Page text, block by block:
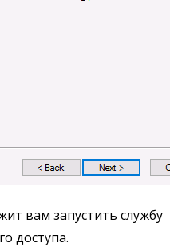
вам запустить службу
доступа.